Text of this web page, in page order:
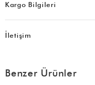
Kargo Bilgileri
İletişim
Benzer Ürünler